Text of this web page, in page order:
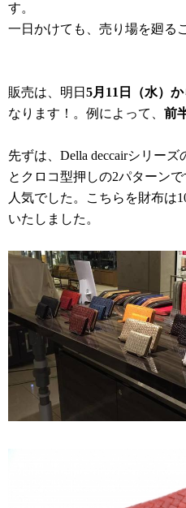
す。
一日かけても、売り場を廻る
販売は、明日 5月11日（水）
なります！。例によって、 前
先ずは、Della deccairシリー
とクロコ型押しの2パターン
人気でした。こちらを財布は
いたしました。